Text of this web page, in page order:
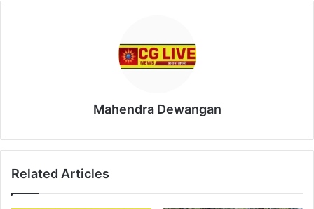
Mahendra Dewangan
Related Articles